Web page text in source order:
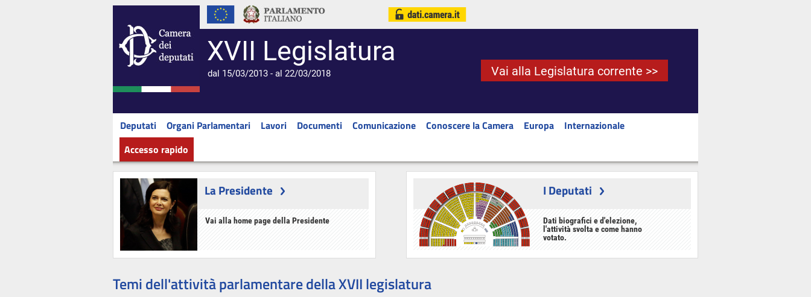
XVII Legislatura
dal 15/03/2013 - al 22/03/2018 Vai alla Legislatura corrente >>
Deputati Organi Parlamentari Lavori Documenti Comunicazione Conoscere la Camera Europa
Internazionale
Accesso rapido
La Presidente
Vai alla home page della Presidente
I Deputati
Dati biografici e d'elezione,
l'attività svolta e come hanno
votato.
Temi dell'attività parlamentare della XVII legislatura